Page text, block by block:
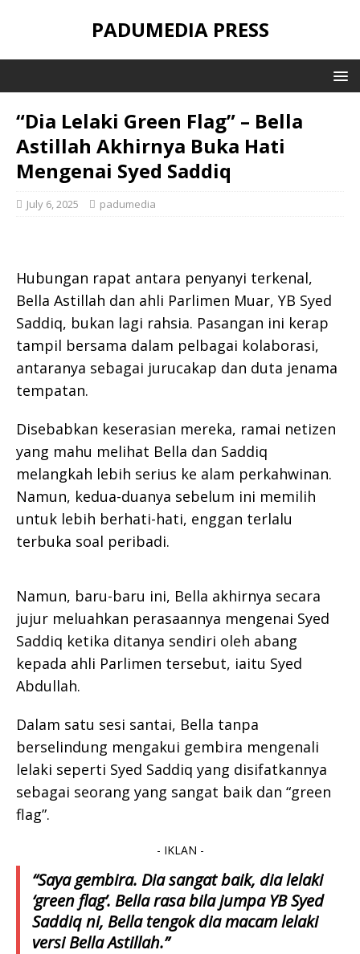
PADUMEDIA PRESS
“Dia Lelaki Green Flag” – Bella
Astillah Akhirnya Buka Hati
Mengenai Syed Saddiq
July 6, 2025 padumedia
Hubungan rapat antara penyanyi terkenal,
Bella Astillah dan ahli Parlimen Muar, YB Syed
Saddiq, bukan lagi rahsia. Pasangan ini kerap
tampil bersama dalam pelbagai kolaborasi,
antaranya sebagai jurucakap dan duta jenama
tempatan.
Disebabkan keserasian mereka, ramai netizen
yang mahu melihat Bella dan Saddiq
melangkah lebih serius ke alam perkahwinan.
Namun, kedua-duanya sebelum ini memilih
untuk lebih berhati-hati, enggan terlalu
terbuka soal peribadi.
Namun, baru-baru ini, Bella akhirnya secara
jujur meluahkan perasaannya mengenai Syed
Saddiq ketika ditanya sendiri oleh abang
kepada ahli Parlimen tersebut, iaitu Syed
Abdullah.
Dalam satu sesi santai, Bella tanpa
berselindung mengakui gembira mengenali
lelaki seperti Syed Saddiq yang disifatkannya
sebagai seorang yang sangat baik dan “green
flag”.
- IKLAN -
“Saya gembira. Dia sangat baik, dia lelaki
‘green flag’. Bella rasa bila jumpa YB Syed
Saddiq ni, Bella tengok dia macam lelaki
versi Bella Astillah.”